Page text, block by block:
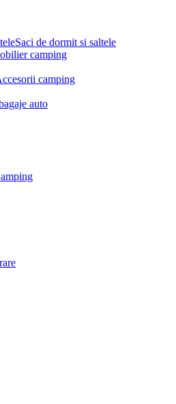
Saci de dormit si saltele
camping
camping
auto